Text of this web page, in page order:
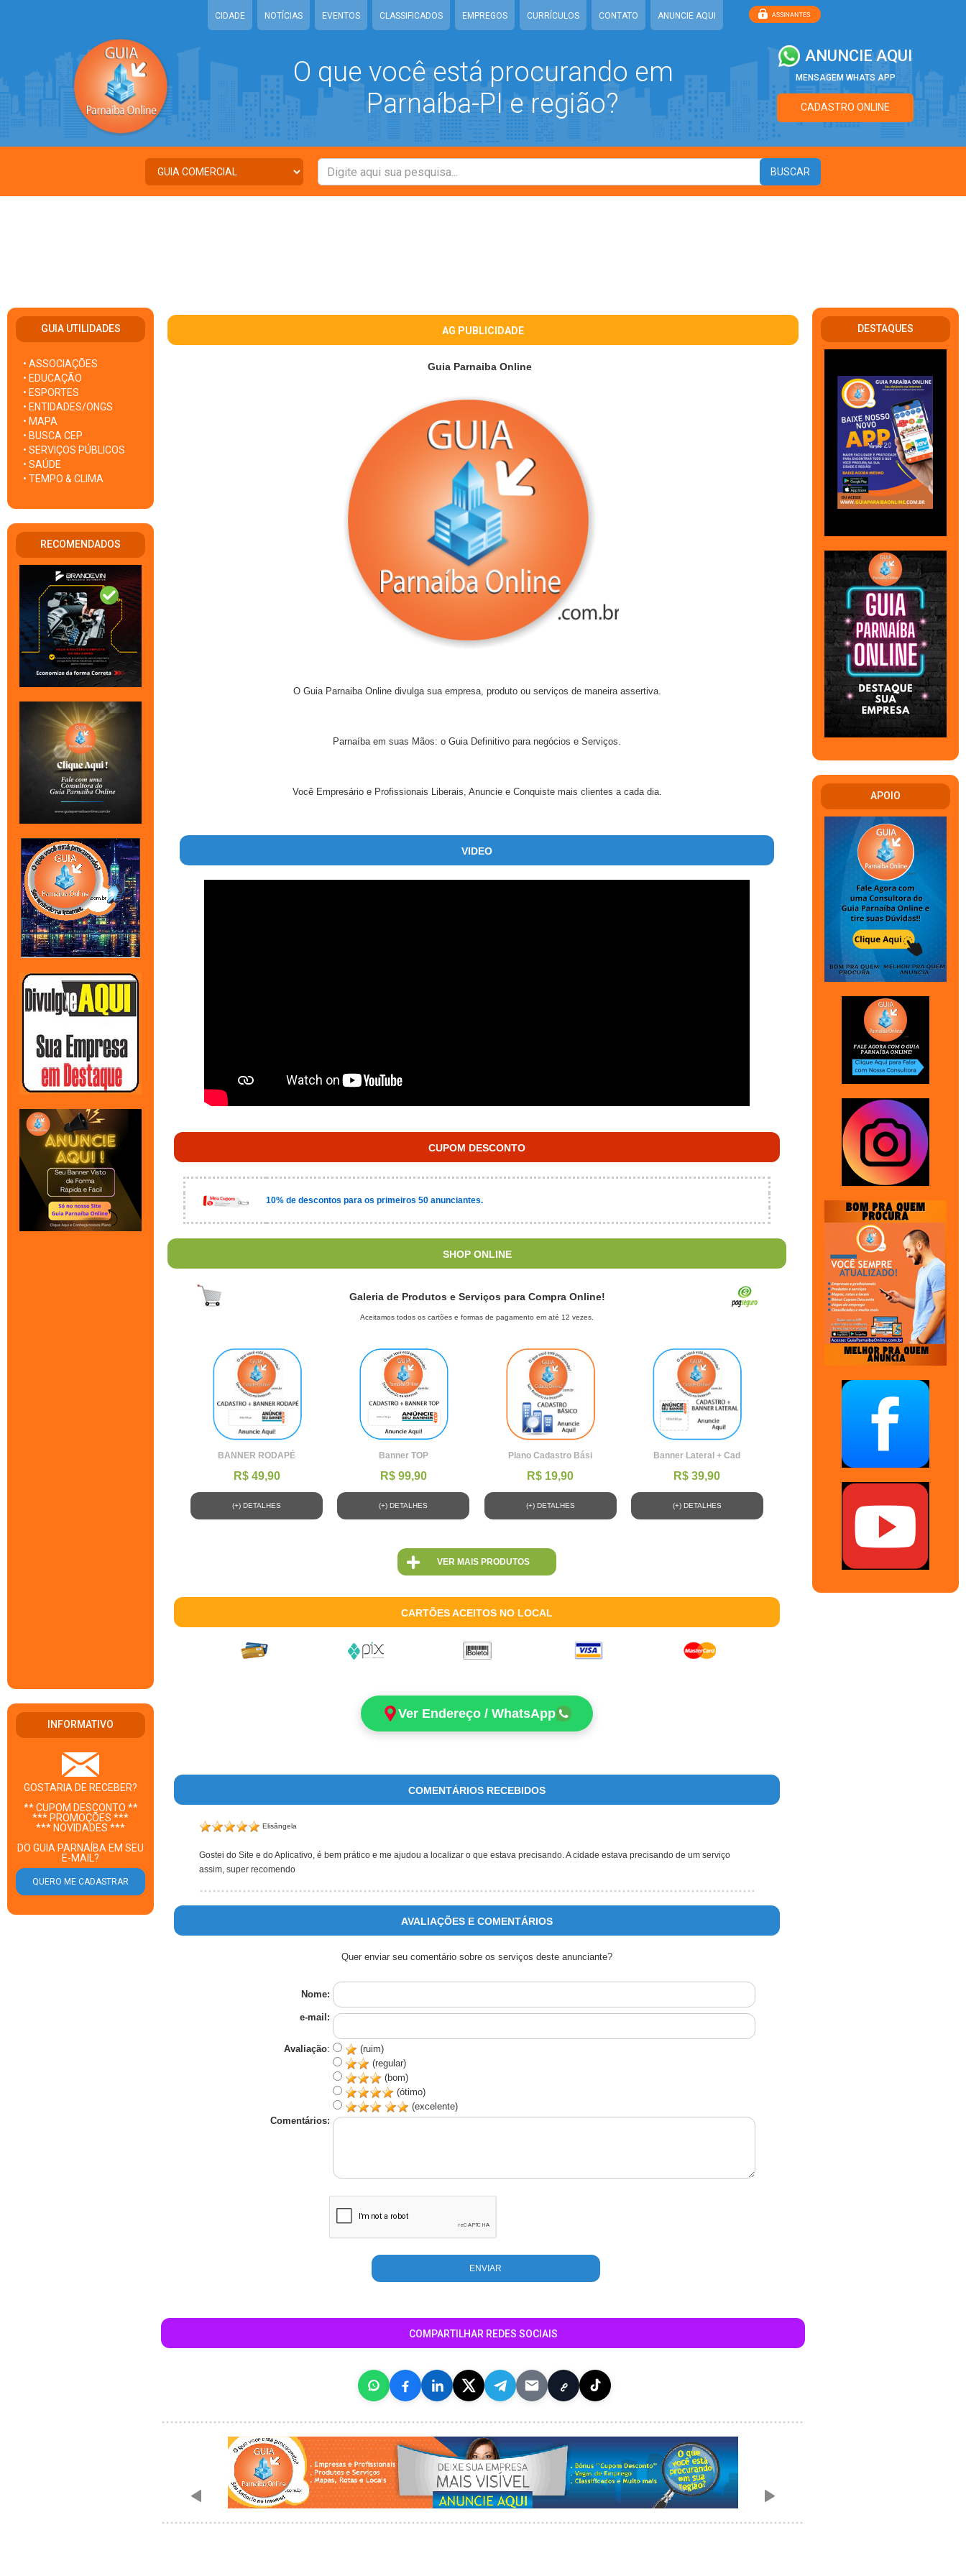
CIDADE NOTÍCIAS EVENTOS CLASSIFICADOS EMPREGOS CURRÍCULOS CONTATO ANUNCIE AQUI
O que você está procurando em
Parnaíba-PI e região?
ANUNCIE AQUI
MENSAGEM WHATS APP
CADASTRO ONLINE
GUIA UTILIDADES
• ASSOCIAÇÕES
• EDUCAÇÃO
• ESPORTES
• ENTIDADES/ONGS
• MAPA
• BUSCA CEP
• SERVIÇOS PÚBLICOS
• SAÚDE
• TEMPO & CLIMA
RECOMENDADOS
INFORMATIVO
GOSTARIA DE RECEBER?
** CUPOM DESCONTO **
*** PROMOÇÕES ***
*** NOVIDADES ***
DO GUIA PARNAÍBA EM SEU
E-MAIL?
AG PUBLICIDADE
Guia Parnaiba Online
O Guia Parnaiba Online divulga sua empresa, produto ou serviços de maneira assertiva.
Parnaíba em suas Mãos: o Guia Definitivo para negócios e Serviços.
Você Empresário e Profissionais Liberais, Anuncie e Conquiste mais clientes a cada dia.
VIDEO
CUPOM DESCONTO
10% de descontos para os primeiros 50 anunciantes.
SHOP ONLINE
Galeria de Produtos e Serviços para Compra Online!
Aceitamos todos os cartões e formas de pagamento em até 12 vezes.
BANNER RODAPÉ
R$ 49,90
(+) DETALHES
Banner TOP
R$ 99,90
(+) DETALHES
Plano Cadastro Bási
R$ 19,90
(+) DETALHES
Banner Lateral + Cad
R$ 39,90
(+) DETALHES
VER MAIS PRODUTOS
CARTÕES ACEITOS NO LOCAL
Ver Endereço / WhatsApp
COMENTÁRIOS RECEBIDOS
Elisângela
Gostei do Site e do Aplicativo, é bem prático e me ajudou a localizar o que estava precisando. A cidade estava precisando de um serviço
assim, super recomendo
AVALIAÇÕES E COMENTÁRIOS
Quer enviar seu comentário sobre os serviços deste anunciante?
Nome:
e-mail:
Avaliação:
(ruim)
(regular)
(bom)
(ótimo)
(excelente)
Comentários:
COMPARTILHAR REDES SOCIAIS
DESTAQUES
APOIO